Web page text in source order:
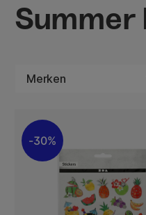
Summer
Merken
30%